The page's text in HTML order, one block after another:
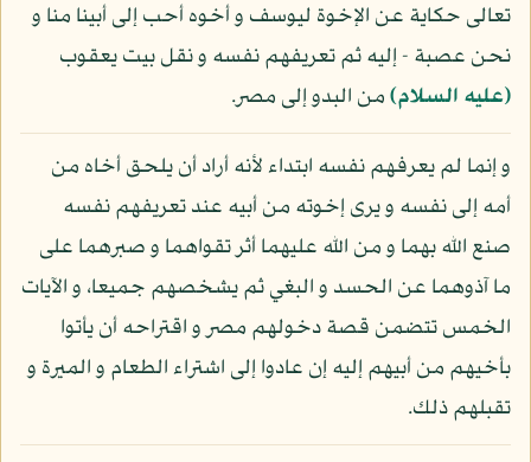
تعالى حكاية عن الإخوة ليوسف و أخوه أحب إلى أبينا منا و
نحن عصبة - إليه ثم تعريفهم نفسه و نقل بيت يعقوب
(عليه السلام)من البدو إلى مصر.
و إنما لم يعرفهم نفسه ابتداء لأنه أراد أن يلحق أخاه من
أمه إلى نفسه و يرى إخوته من أبيه عند تعريفهم نفسه
صنع الله بهما و من الله عليهما أثر تقواهما و صبرهما على
ما آذوهما عن الحسد و البغي ثم يشخصهم جميعا، و الآيات
الخمس تتضمن قصة دخولهم مصر و اقتراحه أن يأتوا
بأخيهم من أبيهم إليه إن عادوا إلى اشتراء الطعام و الميرة و
تقبلهم ذلك.